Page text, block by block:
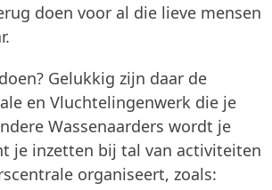
doen voor al die lieve mensen
Gelukkig zijn daar de
en Vluchtelingenwerk die je
Wassenaarders wordt je
je inzetten bij tal van activiteiten
organiseert, zoals: